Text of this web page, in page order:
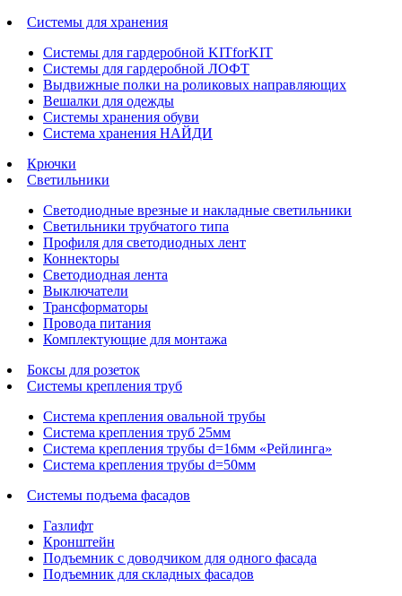
Системы для хранения
Системы для гардеробной KITforKIT
Системы для гардеробной ЛОФТ
Выдвижные полки на роликовых направляющих
Вешалки для одежды
Системы хранения обуви
Система хранения НАЙДИ
Крючки
Светильники
Светодиодные врезные и накладные светильники
Светильники трубчатого типа
Профиля для светодиодных лент
Коннекторы
Светодиодная лента
Выключатели
Трансформаторы
Провода питания
Комплектующие для монтажа
Боксы для розеток
Системы крепления труб
Система крепления овальной трубы
Система крепления труб 25мм
Система крепления трубы d=16мм «Рейлинга»
Система крепления трубы d=50мм
Системы подъема фасадов
Газлифт
Кронштейн
Подъемник с доводчиком для одного фасада
Подъемник для складных фасадов